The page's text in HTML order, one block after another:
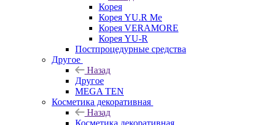
Корея
Корея YU.R Me
Корея VERAMORE
Корея YU-R
Постпроцедурные средства
Другое
Назад
Другое
MEGA TEN
Косметика декоративная
Назад
Косметика декоративная